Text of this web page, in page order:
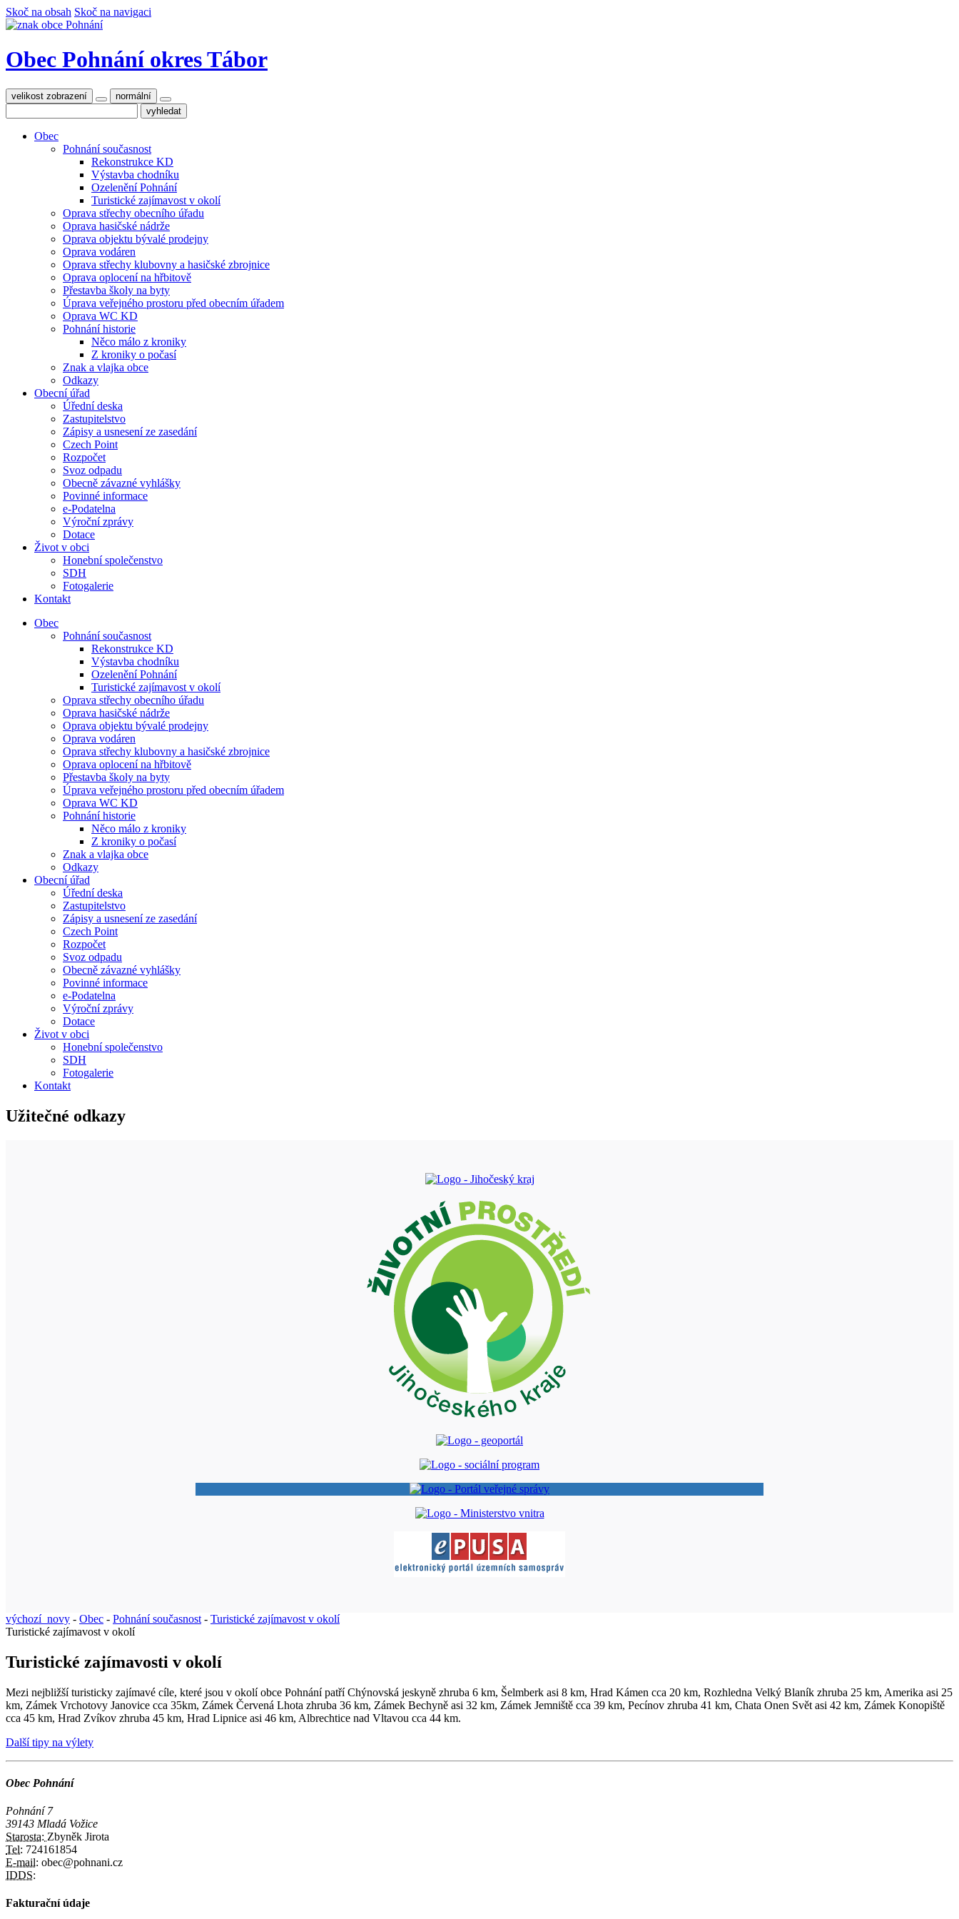
Skoč na obsah Skoč na navigaci
Obec Pohnání okres Tábor
velikost zobrazení normální
Obec
Pohnání současnost
Rekonstrukce KD
Výstavba chodníku
Ozelenění Pohnání
Turistické zajímavost v okolí
Oprava střechy obecního úřadu
Oprava hasičské nádrže
Oprava objektu bývalé prodejny
Oprava vodáren
Oprava střechy klubovny a hasičské zbrojnice
Oprava oplocení na hřbitově
Přestavba školy na byty
Úprava veřejného prostoru před obecním úřadem
Oprava WC KD
Pohnání historie
Něco málo z kroniky
Z kroniky o počasí
Znak a vlajka obce
Odkazy
Obecní úřad
Úřední deska
Zastupitelstvo
Zápisy a usnesení ze zasedání
Czech Point
Rozpočet
Svoz odpadu
Obecně závazné vyhlášky
Povinné informace
e-Podatelna
Výroční zprávy
Dotace
Život v obci
Honební společenstvo
SDH
Fotogalerie
Kontakt
Obec
Pohnání současnost
Rekonstrukce KD
Výstavba chodníku
Ozelenění Pohnání
Turistické zajímavost v okolí
Oprava střechy obecního úřadu
Oprava hasičské nádrže
Oprava objektu bývalé prodejny
Oprava vodáren
Oprava střechy klubovny a hasičské zbrojnice
Oprava oplocení na hřbitově
Přestavba školy na byty
Úprava veřejného prostoru před obecním úřadem
Oprava WC KD
Pohnání historie
Něco málo z kroniky
Z kroniky o počasí
Znak a vlajka obce
Odkazy
Obecní úřad
Úřední deska
Zastupitelstvo
Zápisy a usnesení ze zasedání
Czech Point
Rozpočet
Svoz odpadu
Obecně závazné vyhlášky
Povinné informace
e-Podatelna
Výroční zprávy
Dotace
Život v obci
Honební společenstvo
SDH
Fotogalerie
Kontakt
Užitečné odkazy
výchozí_novy - Obec - Pohnání současnost - Turistické zajímavost v okolí
Turistické zajímavost v okolí
Turistické zajímavosti v okolí
Mezi nejbližší turisticky zajímavé cíle, které jsou v okolí obce Pohnání patří Chýnovská jeskyně zhruba 6 km, Šelmberk asi 8 km, Hrad Kámen cca 20 km, Rozhledna Velký Blaník zhruba 25 km, Amerika asi 25
km, Zámek Vrchotovy Janovice cca 35km, Zámek Červená Lhota zhruba 36 km, Zámek Bechyně asi 32 km, Zámek Jemniště cca 39 km, Pecínov zhruba 41 km, Chata Onen Svět asi 42 km, Zámek Konopiště
cca 45 km, Hrad Zvíkov zhruba 45 km, Hrad Lipnice asi 46 km, Albrechtice nad Vltavou cca 44 km.
Další tipy na výlety
Obec Pohnání
Pohnání 7
39143 Mladá Vožice
Starosta: Zbyněk Jirota
Tel: 724161854
E-mail: obec@pohnani.cz
IDDS:
Fakturační údaje